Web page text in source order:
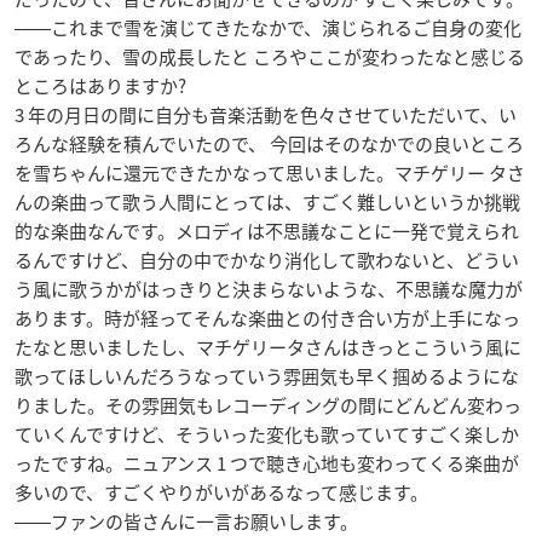
――これまで雪を演じてきたなかで、演じられるご自身の変化
であったり、雪の成長したと ころやここが変わったなと感じる
ところはありますか?
3 年の月日の間に自分も音楽活動を色々させていただいて、い
ろんな経験を積んでいたので、 今回はそのなかでの良いところ
を雪ちゃんに還元できたかなって思いました。マチゲリー タさ
んの楽曲って歌う人間にとっては、すごく難しいというか挑戦
的な楽曲なんです。メロディは不思議なことに一発で覚えられ
るんですけど、自分の中でかなり消化して歌わないと、どうい
う風に歌うかがはっきりと決まらないような、不思議な魔力が
あります。時が経ってそんな楽曲との付き合い方が上手になっ
たなと思いましたし、マチゲリータさんはきっとこういう風に
歌ってほしいんだろうなっていう雰囲気も早く掴めるようにな
りました。その雰囲気もレコーディングの間にどんどん変わっ
ていくんですけど、そういった変化も歌っていてすごく楽しか
ったですね。ニュアンス 1 つで聴き心地も変わってくる楽曲が
多いので、すごくやりがいがあるなって感じます。
――ファンの皆さんに一言お願いします。